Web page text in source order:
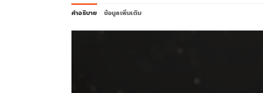
คำอธิบาย ข้อมูลเพิ่มเติม